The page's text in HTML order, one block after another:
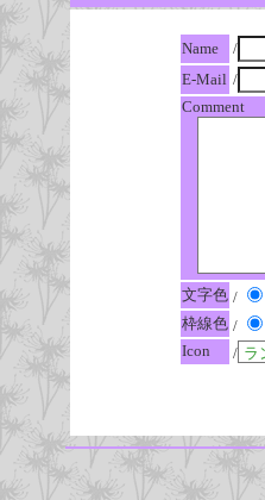
Name
/
E-Mail /
Comment
文字色 /
枠線色 /
Icon
/